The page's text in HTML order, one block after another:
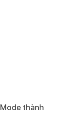
thành